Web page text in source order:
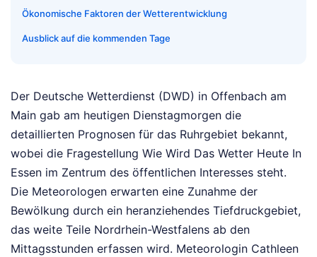
Ökonomische Faktoren der Wetterentwicklung
Ausblick auf die kommenden Tage
Der Deutsche Wetterdienst (DWD) in Offenbach am
Main gab am heutigen Dienstagmorgen die
detaillierten Prognosen für das Ruhrgebiet bekannt,
wobei die Fragestellung Wie Wird Das Wetter Heute In
Essen im Zentrum des öffentlichen Interesses steht.
Die Meteorologen erwarten eine Zunahme der
Bewölkung durch ein heranziehendes Tiefdruckgebiet,
das weite Teile Nordrhein-Westfalens ab den
Mittagsstunden erfassen wird. Meteorologin Cathleen